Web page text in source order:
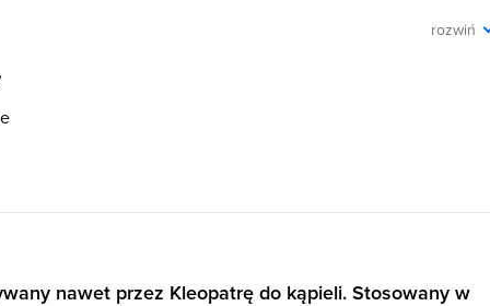
rozwiń
nawet przez Kleopatrę do kąpieli. Stosowany w